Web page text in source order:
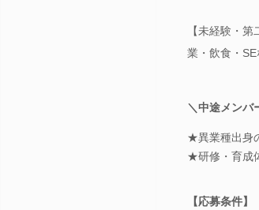
【未経験・
業・飲食・
＼中途メンバ
★異業種出身
★研修・育成
【応募条件】